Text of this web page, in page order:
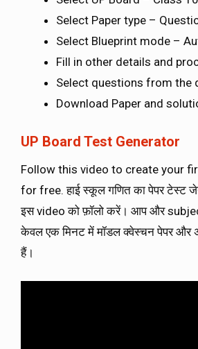
Select Paper type –
Select Blueprint mode –
Fill in other details and
Select questions from the
Download Paper and
UP Board Test Generator
Follow this video to create your
for free. हाई स्कूल गणित का पेपर टेस्ट
इस video को फ़ॉलो करें। आप और
केवल एक मिनट में मॉडल क्वेस्चन पेपर और
हैं।